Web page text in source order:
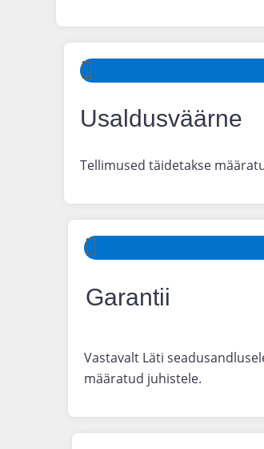
Usaldusväärne
Tellimused täidetakse
Garantii
Vastavalt Läti
määratud juhistele.